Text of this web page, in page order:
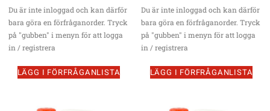
Du är inte inloggad och kan därför
bara göra en förfråganorder. Tryck
på "gubben" i menyn för att logga
in / registrera
LÄGG I FÖRFRÅGANLISTA
Du är inte inloggad och kan därför
bara göra en förfråganorder. Tryck
på "gubben" i menyn för att logga
in / registrera
LÄGG I FÖRFRÅGANLISTA